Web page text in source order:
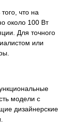
что на
около 100 Вт
Для точного
или
модели с
дизайнерские